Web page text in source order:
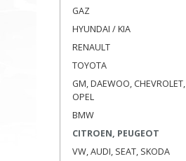
GAZ
HYUNDAI / KIA
RENAULT
TOYOTA
GM, DAEWOO, CHEVROLET,
OPEL
BMW
CITROEN, PEUGEOT
VW, AUDI, SEAT, SKODA